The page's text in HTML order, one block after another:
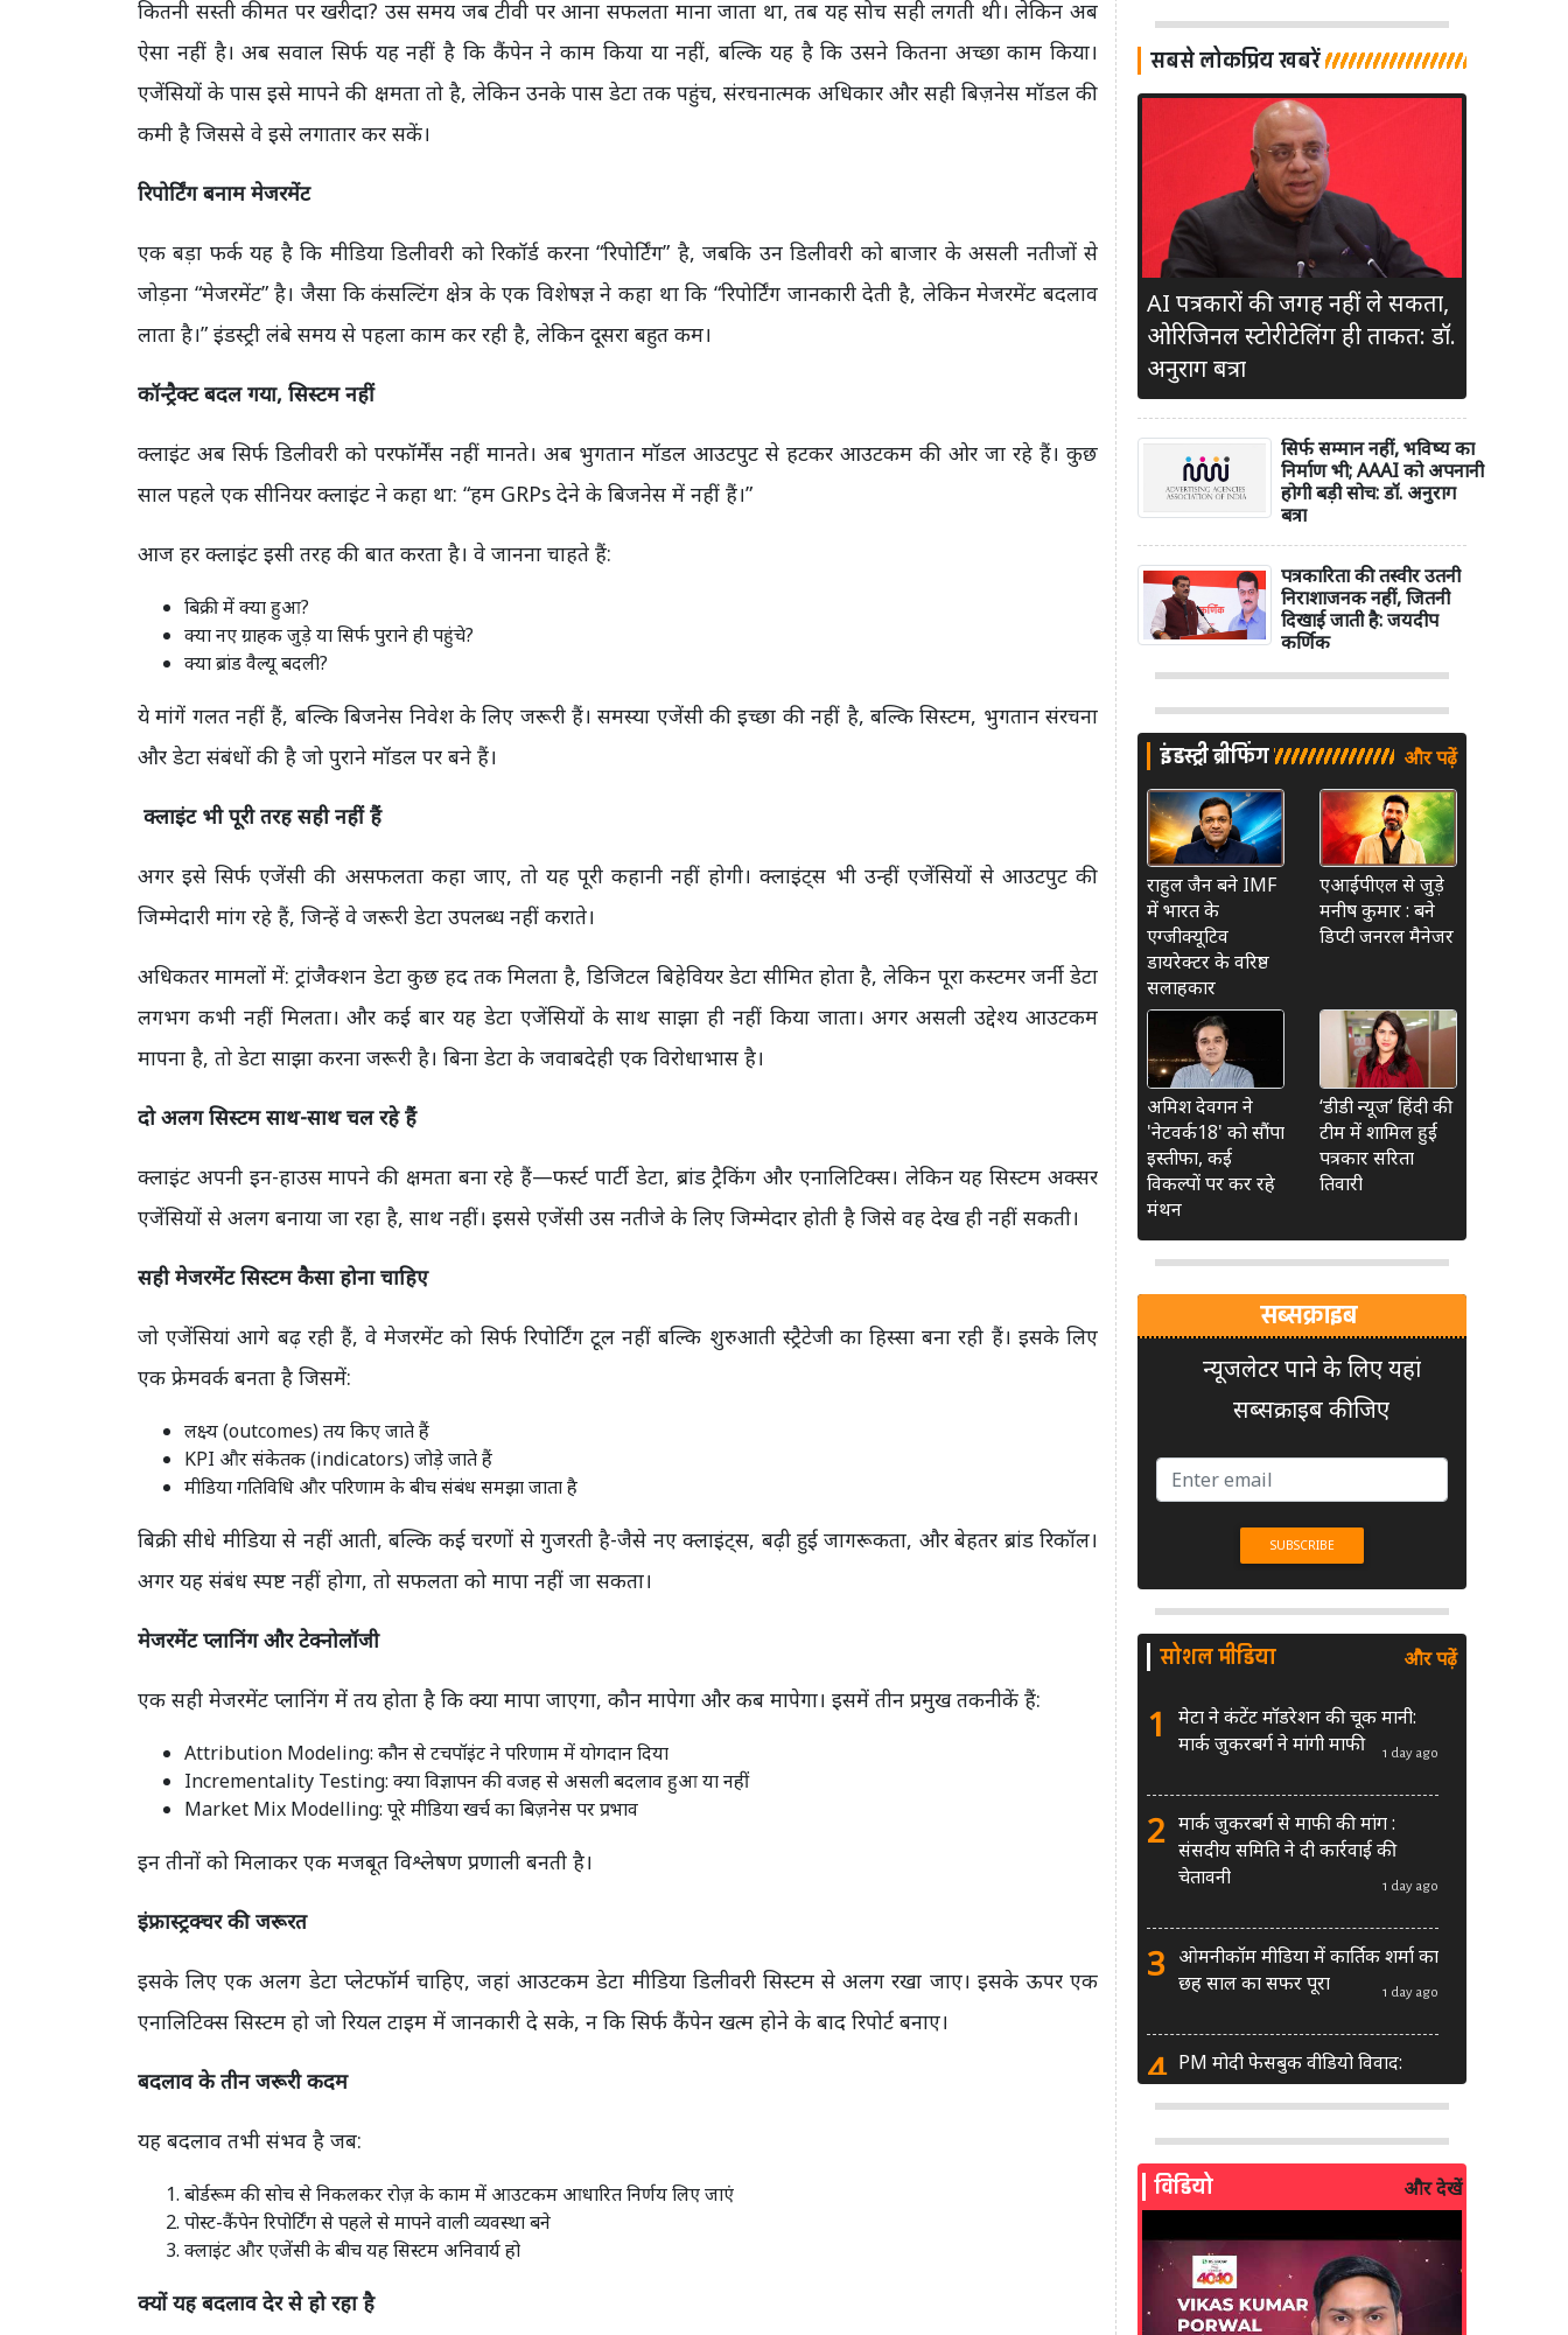
कितनी सस्ती कीमत पर खरीदा? उस समय जब टीवी पर आना सफलता माना जाता था, तब यह सोच सही लगती थी। लेकिन अब
ऐसा नहीं है। अब सवाल सिर्फ यह नहीं है कि कैंपेन ने काम किया या नहीं, बल्कि यह है कि उसने कितना अच्छा काम किया।
एजेंसियों के पास इसे मापने की क्षमता तो है, लेकिन उनके पास डेटा तक पहुंच, संरचनात्मक अधिकार और सही बिज़नेस मॉडल की
कमी है जिससे वे इसे लगातार कर सकें।
रिपोर्टिंग बनाम मेजरमेंट
एक बड़ा फर्क यह है कि मीडिया डिलीवरी को रिकॉर्ड करना “रिपोर्टिंग” है, जबकि उन डिलीवरी को बाजार के असली नतीजों से
जोड़ना “मेजरमेंट” है। जैसा कि कंसल्टिंग क्षेत्र के एक विशेषज्ञ ने कहा था कि “रिपोर्टिंग जानकारी देती है, लेकिन मेजरमेंट बदलाव
लाता है।” इंडस्ट्री लंबे समय से पहला काम कर रही है, लेकिन दूसरा बहुत कम।
कॉन्ट्रैक्ट बदल गया, सिस्टम नहीं
क्लाइंट अब सिर्फ डिलीवरी को परफॉर्मेंस नहीं मानते। अब भुगतान मॉडल आउटपुट से हटकर आउटकम की ओर जा रहे हैं। कुछ
साल पहले एक सीनियर क्लाइंट ने कहा था: “हम GRPs देने के बिजनेस में नहीं हैं।”
आज हर क्लाइंट इसी तरह की बात करता है। वे जानना चाहते हैं:
बिक्री में क्या हुआ?
क्या नए ग्राहक जुड़े या सिर्फ पुराने ही पहुंचे?
क्या ब्रांड वैल्यू बदली?
ये मांगें गलत नहीं हैं, बल्कि बिजनेस निवेश के लिए जरूरी हैं। समस्या एजेंसी की इच्छा की नहीं है, बल्कि सिस्टम, भुगतान संरचना
और डेटा संबंधों की है जो पुराने मॉडल पर बने हैं।
क्लाइंट भी पूरी तरह सही नहीं हैं
अगर इसे सिर्फ एजेंसी की असफलता कहा जाए, तो यह पूरी कहानी नहीं होगी। क्लाइंट्स भी उन्हीं एजेंसियों से आउटपुट की
जिम्मेदारी मांग रहे हैं, जिन्हें वे जरूरी डेटा उपलब्ध नहीं कराते।
अधिकतर मामलों में: ट्रांजैक्शन डेटा कुछ हद तक मिलता है, डिजिटल बिहेवियर डेटा सीमित होता है, लेकिन पूरा कस्टमर जर्नी डेटा
लगभग कभी नहीं मिलता। और कई बार यह डेटा एजेंसियों के साथ साझा ही नहीं किया जाता। अगर असली उद्देश्य आउटकम
मापना है, तो डेटा साझा करना जरूरी है। बिना डेटा के जवाबदेही एक विरोधाभास है।
दो अलग सिस्टम साथ-साथ चल रहे हैं
क्लाइंट अपनी इन-हाउस मापने की क्षमता बना रहे हैं—फर्स्ट पार्टी डेटा, ब्रांड ट्रैकिंग और एनालिटिक्स। लेकिन यह सिस्टम अक्सर
एजेंसियों से अलग बनाया जा रहा है, साथ नहीं। इससे एजेंसी उस नतीजे के लिए जिम्मेदार होती है जिसे वह देख ही नहीं सकती।
सही मेजरमेंट सिस्टम कैसा होना चाहिए
जो एजेंसियां आगे बढ़ रही हैं, वे मेजरमेंट को सिर्फ रिपोर्टिंग टूल नहीं बल्कि शुरुआती स्ट्रैटेजी का हिस्सा बना रही हैं। इसके लिए
एक फ्रेमवर्क बनता है जिसमें:
लक्ष्य (outcomes) तय किए जाते हैं
KPI और संकेतक (indicators) जोड़े जाते हैं
मीडिया गतिविधि और परिणाम के बीच संबंध समझा जाता है
बिक्री सीधे मीडिया से नहीं आती, बल्कि कई चरणों से गुजरती है-जैसे नए क्लाइंट्स, बढ़ी हुई जागरूकता, और बेहतर ब्रांड रिकॉल।
अगर यह संबंध स्पष्ट नहीं होगा, तो सफलता को मापा नहीं जा सकता।
मेजरमेंट प्लानिंग और टेक्नोलॉजी
एक सही मेजरमेंट प्लानिंग में तय होता है कि क्या मापा जाएगा, कौन मापेगा और कब मापेगा। इसमें तीन प्रमुख तकनीकें हैं:
Attribution Modeling: कौन से टचपॉइंट ने परिणाम में योगदान दिया
Incrementality Testing: क्या विज्ञापन की वजह से असली बदलाव हुआ या नहीं
Market Mix Modelling: पूरे मीडिया खर्च का बिज़नेस पर प्रभाव
इन तीनों को मिलाकर एक मजबूत विश्लेषण प्रणाली बनती है।
इंफ्रास्ट्रक्चर की जरूरत
इसके लिए एक अलग डेटा प्लेटफॉर्म चाहिए, जहां आउटकम डेटा मीडिया डिलीवरी सिस्टम से अलग रखा जाए। इसके ऊपर एक
एनालिटिक्स सिस्टम हो जो रियल टाइम में जानकारी दे सके, न कि सिर्फ कैंपेन खत्म होने के बाद रिपोर्ट बनाए।
बदलाव के तीन जरूरी कदम
यह बदलाव तभी संभव है जब:
बोर्डरूम की सोच से निकलकर रोज़ के काम में आउटकम आधारित निर्णय लिए जाएं
पोस्ट-कैंपेन रिपोर्टिंग से पहले से मापने वाली व्यवस्था बने
क्लाइंट और एजेंसी के बीच यह सिस्टम अनिवार्य हो
क्यों यह बदलाव देर से हो रहा है
सबसे लोकप्रिय खबरें
AI पत्रकारों की जगह नहीं ले सकता,
ओरिजिनल स्टोरीटेलिंग ही ताकत: डॉ.
अनुराग बत्रा
सिर्फ सम्मान नहीं, भविष्य का
निर्माण भी; AAAI को अपनानी
होगी बड़ी सोच: डॉ. अनुराग
बत्रा
पत्रकारिता की तस्वीर उतनी
निराशाजनक नहीं, जितनी
दिखाई जाती है: जयदीप
कर्णिक
इंडस्ट्री ब्रीफिंग और पढ़ें
राहुल जैन बने IMF
में भारत के
एग्जीक्यूटिव
डायरेक्टर के वरिष्ठ
सलाहकार
एआईपीएल से जुड़े
मनीष कुमार : बने
डिप्टी जनरल मैनेजर
अमिश देवगन ने
'नेटवर्क18' को सौंपा
इस्तीफा, कई
विकल्पों पर कर रहे
मंथन
‘डीडी न्यूज’ हिंदी की
टीम में शामिल हुईं
पत्रकार सरिता
तिवारी
सब्सक्राइब
न्यूजलेटर पाने के लिए यहां
सब्सक्राइब कीजिए
सोशल मीडिया और पढ़ें
1
मेटा ने कंटेंट मॉडरेशन की चूक मानी:
मार्क जुकरबर्ग ने मांगी माफी
1 day ago
2 मार्क जुकरबर्ग से माफी की मांग :
संसदीय समिति ने दी कार्रवाई की
चेतावनी
1 day ago
3 ओमनीकॉम मीडिया में कार्तिक शर्मा का
छह साल का सफर पूरा
1 day ago
4 PM मोदी फेसबुक वीडियो विवाद:
MeitY से मिलेगी मेटा की ग्लोबल टीम
5 AI से बने फर्जी पोस्ट पर LinkedIn
की सख्ती: लॉन्च किए नए मॉडरेशन
6
सरकार दे रही बड़ा मौका: शॉर्ट वीडियो
बनाने वाले क्रिएटर्स जीत सकते हैं ₹5
विडियो और देखें